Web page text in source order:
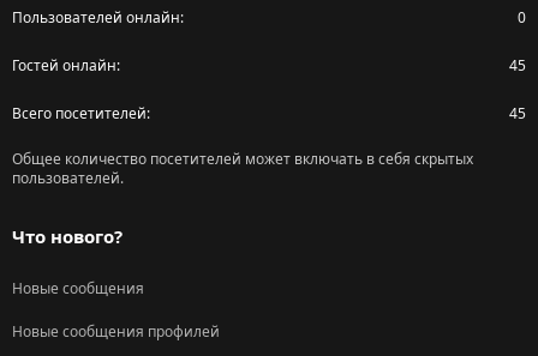
Пользователей онлайн 0
Гостей онлайн 45
Всего посетителей 45
Общее количество посетителей может включать в себя скрытых
пользователей.
Что нового?
Новые сообщения
Новые сообщения профилей